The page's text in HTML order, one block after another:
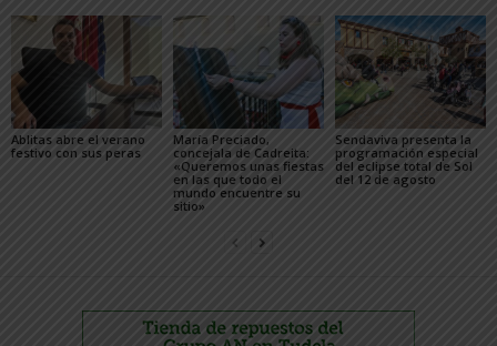
Ablitas abre el verano
festivo con sus peras
María Preciado,
concejala de Cadreita:
«Queremos unas fiestas
en las que todo el
mundo encuentre su
sitio»
Sendaviva presenta la
programación especial
del eclipse total de Sol
del 12 de agosto